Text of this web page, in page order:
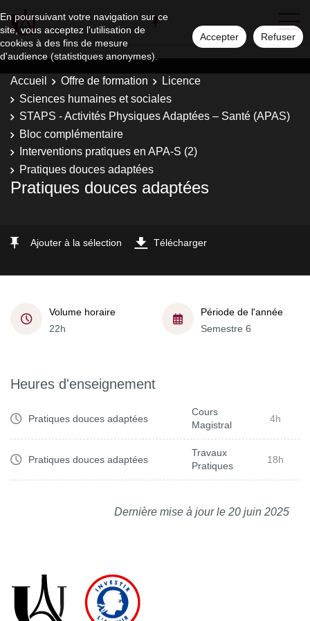
En poursuivant votre navigation sur ce
site, vous acceptez l'utilisation de
cookies à des fins de mesure
d'audience (statistiques anonymes).
Accepter Refuser
Accueil Offre de formation
Licence
Sciences humaines et sociales
STAPS - Activités Physiques Adaptées – Santé (APAS)
Bloc complémentaire
Interventions pratiques en APA-S (2)
Pratiques douces adaptées
Pratiques douces adaptées
Ajouter à la sélection Télécharger
Volume horaire
22h
Période de l'année
Semestre 6
Heures d'enseignement
Pratiques douces adaptées
Cours
Magistral
4h
Pratiques douces adaptées
Travaux
Pratiques
18h
Dernière mise à jour le 20 juin 2025